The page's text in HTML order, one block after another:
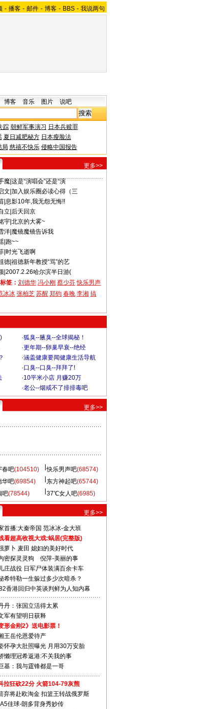
- 播客 - 邮件 - 博客 - BBS - 我说两句
博客 音乐 图片 说吧
踪 朝鲜军事演习 日本兵赎罪
夏日减肥秘方 日本瘦脸法
局 慈禧不快乐 侵略中国报告
更多>>
魔| 这是“演唱会”还是“演
文 加入娱乐圈必读心得（三
| 息影10年,我无怨无悔!!
立 后天回京
宇| 北京的大雾~
洋| 魔镜魔镜告诉我
| 跑~~
| 时光飞逝啊
德| 祖德新年教授“骂”的艺
| 2007.2.26哈尔滨半日游(
签： 刘德华 冯小刚 蔡少芬 快乐男声
冰冰 张柏芝 苏醒 郑钧 春晚 李湘 搞
·狐臭--腋臭--全球揭秘！
·更年期--卵巢早衰--绝经
·涵盖健康要闻健康生活导航
·口臭--口臭--拜拜了!
·10平米小店 月赚20万
·老公--烟戒不了排排毒吧
更多>>
春吧(104510) 快乐男声吧(68574)
华吧(69854) 东方神起吧(65744)
吧(78544) 37℃女人吧(6985)
更多>>
首播:大秦帝国 范冰冰-金大班
看超高收视大戏:蜗居(完整版)
萝卜 麦田 媳妇的美好时代
密探灵灵狗
倪萍-美丽的事
庄战役 日军尸体装满百余卡车
希特勒一生躲过多少次暗杀？
香港回归中英谈判鲜为人知内幕
丹：张国立活得太累
军有望明日获释
形金刚2》送电影票！
王岳伦恩爱待产
怀孕大肚照曝光 月用30万安胎
懒理冠希返港:不关我的事
基：我与霆锋都是一哥
拉狂砍22分 火箭104-79灰熊
弃将赴欧淘金 扣篮王转战俄罗斯
佳球-朗多背身秀妙传